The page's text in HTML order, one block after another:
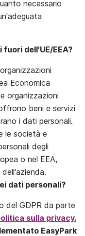
necessario
fuori dell'UE/EEA?
Economica
organizzazioni
beni e servizi
i dati personali.
le società e
degli
o nel EEA,
dati personali?
del GDPR da parte
sulla privacy.
EasyPark